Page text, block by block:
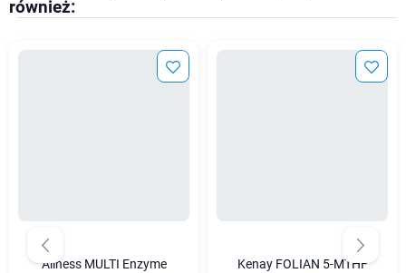
również:
Aliness MULTI Enzyme
Kenay FOLIAN 5-MTHF